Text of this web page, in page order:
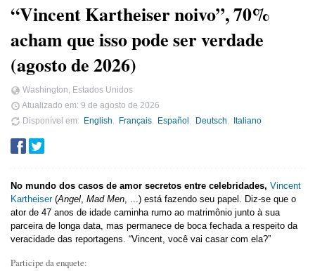
“Vincent Kartheiser noivo”, 70%
acham que isso pode ser verdade
(agosto de 2026)
Washington, Estados Unidos
Atualizado em: 9 de agosto de 2026
Disponível em
English Français Español Deutsch Italiano
No mundo dos casos de amor secretos entre celebridades, Vincent
Kartheiser(Angel, Mad Men, ...) está fazendo seu papel. Diz-se que o
ator de 47 anos de idade caminha rumo ao matrimônio junto à sua
parceira de longa data, mas permanece de boca fechada a respeito da
veracidade das reportagens. “Vincent, você vai casar com ela?”
Participe da enquete: